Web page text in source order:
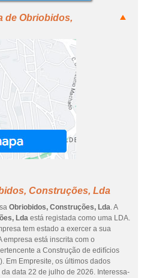
de Obriobidos,
Construções, Lda
Obriobidos, Construções, Lda. A
Lda está registada como uma LDA.
tem estado a exercer a sua
empresa está inscrita com o
a Construção de edifícios
Em Empresite, os últimos dados
data 22 de julho de 2026. Interessa-